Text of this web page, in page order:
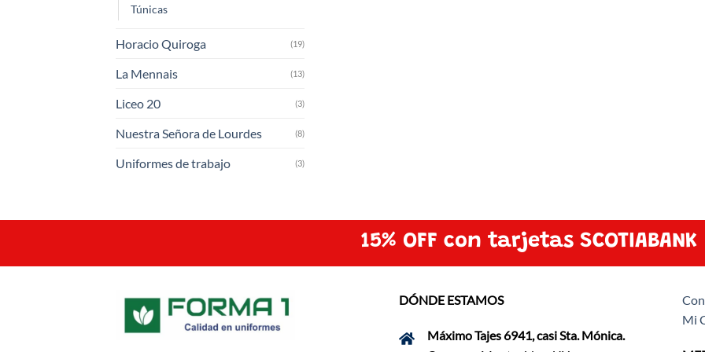
Túnicas
Horacio Quiroga (19)
La Mennais (13)
Liceo 20 (3)
Nuestra Señora de Lourdes (8)
Uniformes de trabajo (3)
15% OFF con tarjetas SCOTIABANK
DÓNDE ESTAMOS
Máximo Tajes 6941, casi Sta. Mónica.
Mi